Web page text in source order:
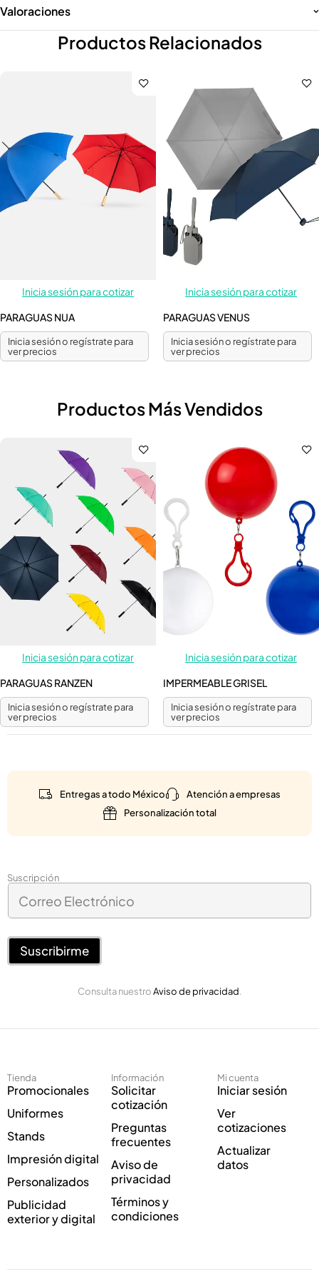
Valoraciones
Productos Relacionados
Inicia sesión para cotizar
PARAGUAS NUA
Inicia sesión o regístrate para
ver precios
Inicia sesión para cotizar
PARAGUAS VENUS
Inicia sesión o regístrate para
ver precios
Productos Más Vendidos
Inicia sesión para cotizar
PARAGUAS RANZEN
Inicia sesión o regístrate para
ver precios
Inicia sesión para cotizar
IMPERMEABLE GRISEL
Inicia sesión o regístrate para
ver precios
Entregas a todo México
Atención a empresas
Personalización total
Suscripción
E
t
ó
o
r
r
o
C
r
r
o
C
r
r
o
c
n
i
c
o
*
Suscribirme
Consulta nuestroAviso de privacidad.
Tienda
Promocionales
Uniformes
Stands
Impresión digital
Personalizados
Publicidad
exterior y digital
Información
Solicitar
cotización
Preguntas
frecuentes
Aviso de
privacidad
Términos y
condiciones
Mi cuenta
Iniciar sesión
Ver
cotizaciones
Actualizar
datos